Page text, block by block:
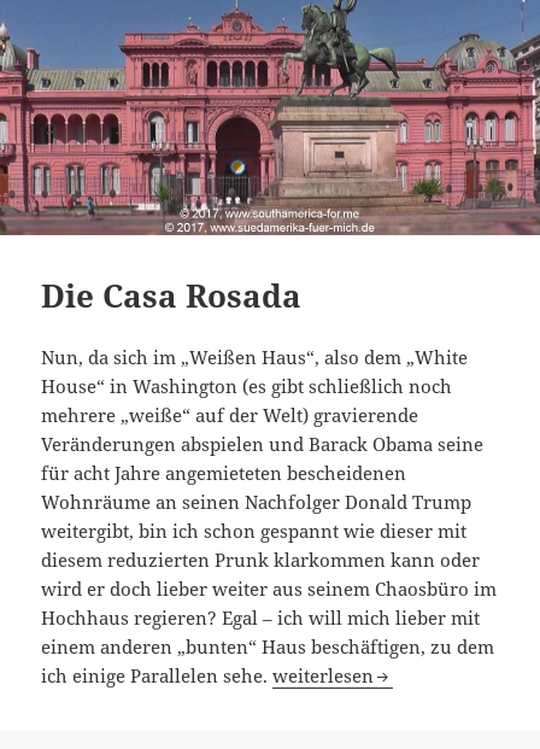
Die Casa Rosada
Nun, da sich im „Weißen Haus“, also dem „White
House“ in Washington (es gibt schließlich noch
mehrere „weiße“ auf der Welt) gravierende
Veränderungen abspielen und Barack Obama seine
für acht Jahre angemieteten bescheidenen
Wohnräume an seinen Nachfolger Donald Trump
weitergibt, bin ich schon gespannt wie dieser mit
diesem reduzierten Prunk klarkommen kann oder
wird er doch lieber weiter aus seinem Chaosbüro im
Hochhaus regieren? Egal – ich will mich lieber mit
einem anderen „bunten“ Haus beschäftigen, zu dem
ich einige Parallelen sehe.Die Casa Rosada
weiterlesen